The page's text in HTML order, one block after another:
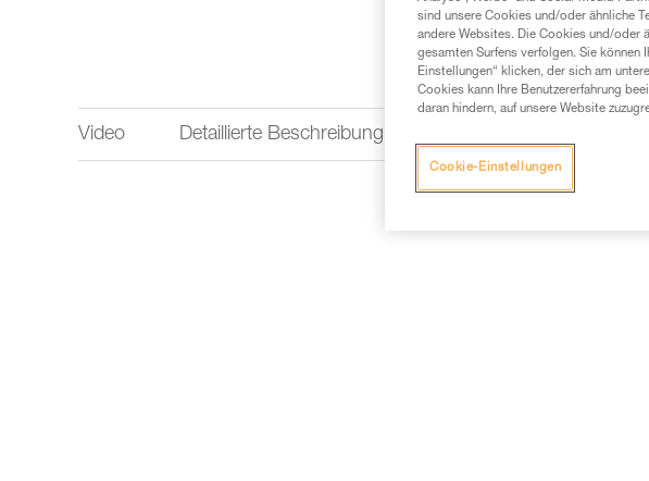
Video Detaillierte Beschreibung
sind unsere Cookies und/oder ähnliche
andere Websites. Die Cookies und/oder
gesamten Surfens verfolgen. Sie können
Einstellungen“ klicken, der sich am
Cookies kann Ihre Benutzererfahrung
daran hindern, auf unsere Website
Cookie-Einstellungen